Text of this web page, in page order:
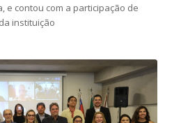
e contou com a participação de
instituição